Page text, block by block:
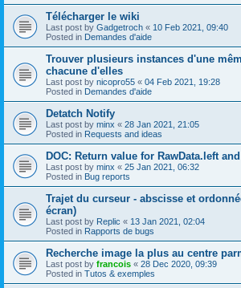
Télécharger le wiki
Last post by Gadgetroch « 10 Feb 2021, 09:40
Posted in Demandes d'aide
Trouver plusieurs instances d'une
chacune d'elles
Last post by nicopro55 « 04 Feb 2021, 19:28
Posted in Demandes d'aide
Detatch Notify
Last post by minx « 28 Jan 2021, 21:05
Posted in Requests and ideas
DOC: Return value for RawData.left
Last post by minx « 25 Jan 2021, 06:32
Posted in Bug reports
Trajet du curseur - abscisse et
écran)
Last post by Replic « 13 Jan 2021, 02:04
Posted in Rapports de bugs
Recherche image la plus au centre
Last post by francois « 28 Dec 2020, 09:39
Posted in Tutos & exemples